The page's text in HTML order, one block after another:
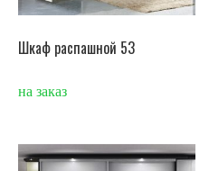
Шкаф распашной 53
на заказ